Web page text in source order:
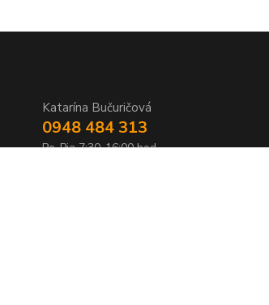
Katarína Bučuričová
0948 484 313
Po-Pia 7:30-16:00 hod